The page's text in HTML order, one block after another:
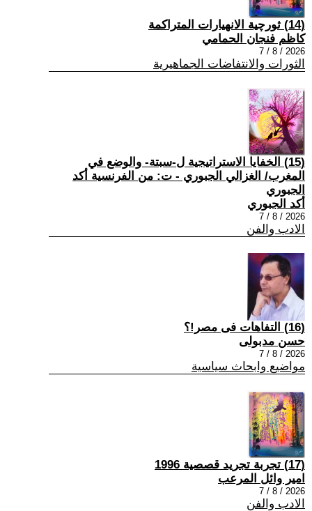
(14) ثورچية الانهيارات المتراكمة
كاظم فنجان الحمامي
2026 / 8 / 7
الثورات والانتفاضات الجماهيرية
(15) الخفايا الاستراتيجية ل-سبتة- والوضع في
المغرب/ الغزالي الجبوري - ت: من الفرنسية أكد
الجبوري
أكد الجبوري
2026 / 8 / 7
الادب والفن
(16) التفاهات فى مصر!؟
حسن مدبولى
2026 / 8 / 7
مواضيع وابحاث سياسية
(17) تجربة تجريد قصصية 1996
امير وائل المرعب
2026 / 8 / 7
الادب والفن